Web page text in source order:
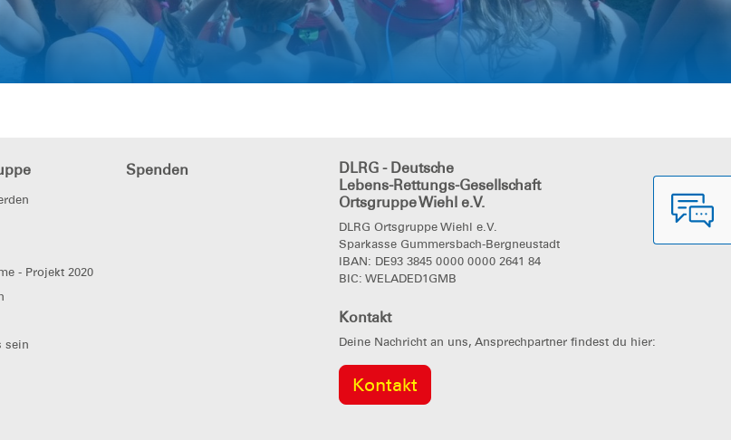
- Projekt 2020
sein
Spenden
DLRG - Deutsche
Lebens-Rettungs-Gesellschaft
Ortsgruppe Wiehl e.V.
DLRG Ortsgruppe Wiehl e.V.
Sparkasse Gummersbach-Bergneustadt
IBAN: DE93 3845 0000 0000 2641 84
BIC: WELADED1GMB
Kontakt
Deine Nachricht an uns, Ansprechpartner findest du hier:
Kontakt